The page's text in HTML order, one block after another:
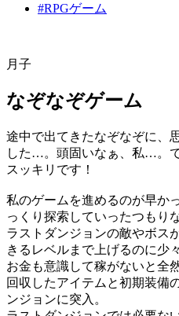
#RPGゲーム
月子
なぞなぞゲーム
途中で出てきたなぞなぞに、
した…。頭固いなぁ、私…。
スッキリです！
私のゲームを進めるのが早か
っくり探索していったつもり
ラストダンジョンの敵やボス
きるレベルまで上げるのに少
お金も意識して稼がないと全
回収したアイテムと初期装備
ンジョンに突入。